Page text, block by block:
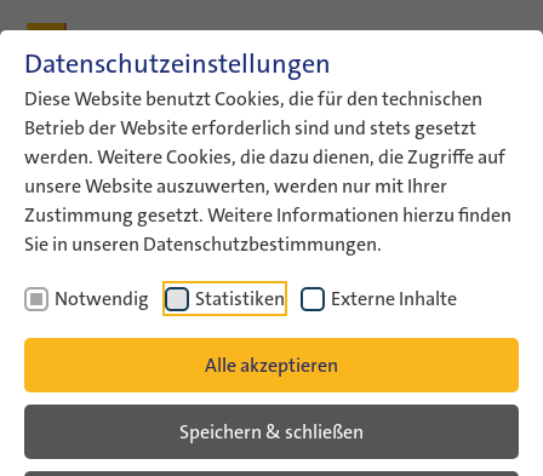
Datenschutzeinstellungen
Diese Website benutzt Cookies, die für den technischen
Betrieb der Website erforderlich sind und stets gesetzt
werden. Weitere Cookies, die dazu dienen, die Zugriffe auf
unsere Website auszuwerten, werden nur mit Ihrer
Zustimmung gesetzt. Weitere Informationen hierzu finden
Sie in unseren Datenschutzbestimmungen.
Notwendig Statistiken Externe Inhalte
Alle akzeptieren
Speichern & schließen
ConAct Aktuelles ConAct-Termine
ConAct-Termine